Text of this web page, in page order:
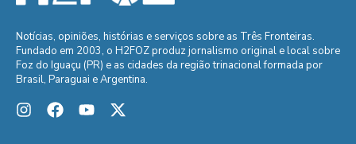
Notícias, opiniões, histórias e serviços sobre as Três Fronteiras.
Fundado em 2003, o H2FOZ produz jornalismo original e local sobre
Foz do Iguaçu (PR) e as cidades da região trinacional formada por
Brasil, Paraguai e Argentina.